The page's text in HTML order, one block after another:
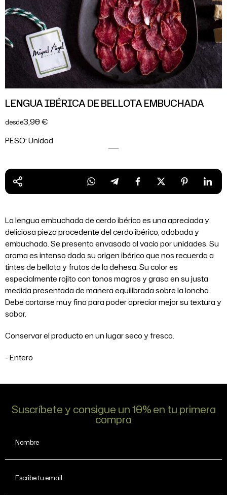
LENGUA IBÉRICA DE BELLOTA EMBUCHADA
desde3,90 €
PESO:Unidad
La lengua embuchada de cerdo ibérico es una apreciada y
deliciosa pieza procedente del cerdo ibérico, adobada y
embuchada. Se presenta envasada al vacío por unidades. Su
aroma es intenso dado su origen ibérico que nos recuerda a
tintes de bellota y frutos de la dehesa. Su color es
especialmente rojito con tonos magros y grasa en su justa
medida presentada de manera equilibrada sobre la loncha.
Debe cortarse muy fina para poder apreciar mejor su textura y
sabor.
Conservar el producto en un lugar seco y fresco.
Entero
Suscríbete y consigue un 10% en tu primera
compra
Nombre
Escribe tu email